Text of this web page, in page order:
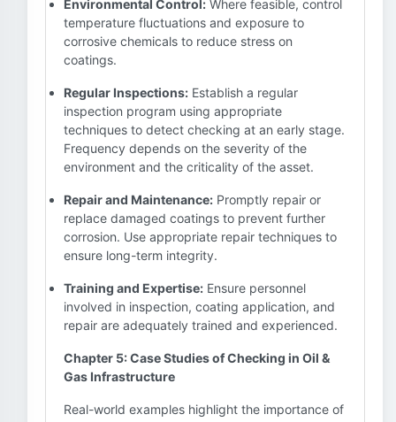
Environmental Control: Where feasible, control
temperature fluctuations and exposure to
corrosive chemicals to reduce stress on
coatings.
Regular Inspections: Establish a regular
inspection program using appropriate
techniques to detect checking at an early stage.
Frequency depends on the severity of the
environment and the criticality of the asset.
Repair and Maintenance: Promptly repair or
replace damaged coatings to prevent further
corrosion. Use appropriate repair techniques to
ensure long-term integrity.
Training and Expertise: Ensure personnel
involved in inspection, coating application, and
repair are adequately trained and experienced.
Chapter 5: Case Studies of Checking in Oil &
Gas Infrastructure
Real-world examples highlight the importance of